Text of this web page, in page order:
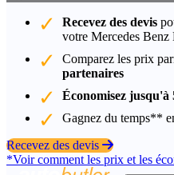
Recevez des devis
votre Mercedes Benz
Comparez les prix
partenaires
Économisez jusqu'à
Gagnez du temps**
Recevez des devis
*Voir comment les prix et les